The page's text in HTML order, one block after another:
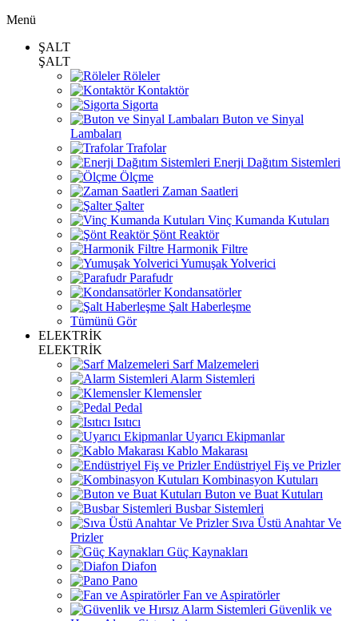
Menü
ŞALT
ŞALT
Röleler
Kontaktör
Sigorta
Buton ve Sinyal
Lambaları
Trafolar
Enerji Dağıtım Sistemleri
Ölçme
Zaman Saatleri
Şalter
Vinç Kumanda Kutuları
Şönt Reaktör
Harmonik Filtre
Yumuşak Yolverici
Parafudr
Kondansatörler
Şalt Haberleşme
Tümünü Gör
ELEKTRİK
ELEKTRİK
Sarf Malzemeleri
Alarm Sistemleri
Klemensler
Pedal
Isıtıcı
Uyarıcı Ekipmanlar
Kablo Makarası
Endüstriyel Fiş ve Prizler
Kombinasyon Kutuları
Buton ve Buat Kutuları
Busbar Sistemleri
Sıva Üstü Anahtar Ve
Prizler
Güç Kaynakları
Diafon
Pano
Fan ve Aspiratörler
Güvenlik ve